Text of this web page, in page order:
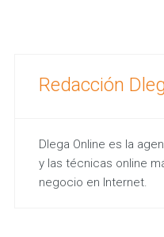
Redacción
Dlega Online es la
y las técnicas online
negocio en Internet.